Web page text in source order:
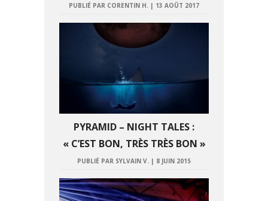
PUBLIÉ PAR CORENTIN H. | 13 AOÛT 2017
PYRAMID – NIGHT TALES :
« C’EST BON, TRÈS TRÈS BON »
PUBLIÉ PAR SYLVAIN V. | 8 JUIN 2015